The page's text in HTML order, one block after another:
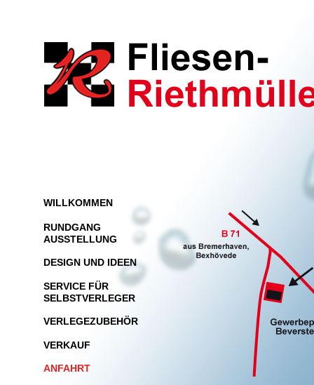
WILLKOMMEN
RUNDGANG
AUSSTELLUNG
DESIGN UND IDEEN
SERVICE FÜR
SELBSTVERLEGER
VERLEGEZUBEHÖR
VERKAUF
ANFAHRT